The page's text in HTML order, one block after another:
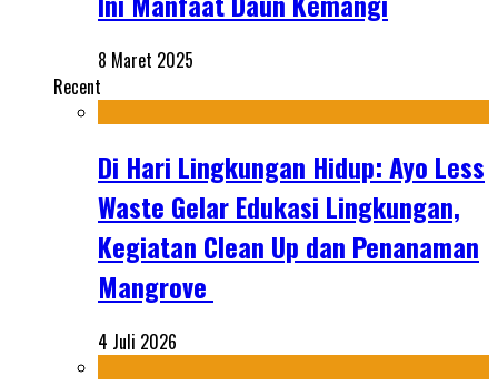
8 Maret 2025
Recent
Di Hari Lingkungan Hidup: Ayo Less
Waste Gelar Edukasi Lingkungan,
Kegiatan Clean Up dan Penanaman
Mangrove
4 Juli 2026